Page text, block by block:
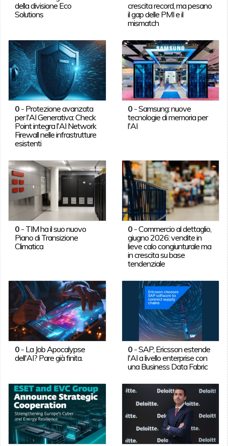
della divisione Eco
Solutions
crescita record, ma pesano
il gap delle PMI e il
mismatch
0- Protezione avanzata
per l'AI Generativa: Check
Point integra l'AI Network
Firewall nelle infrastrutture
esistenti
0 -Samsung: nuove
tecnologie di memoria per
l'AI
0- TIM ha il suo nuovo
Piano di Transizione
Climatica
0 -Commercio al dettaglio,
giugno 2026: vendite in
lieve calo congiunturale ma
in crescita su base
tendenziale
0- La Job Apocalypse
dell'AI? Pare già finita.
0 -SAP, Ericsson estende
l'AI a livello enterprise con
una Business Data Fabric